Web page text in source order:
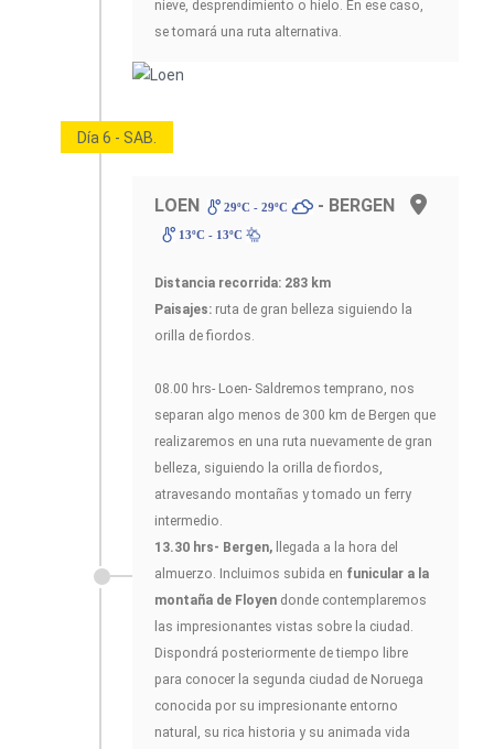
nieve, desprendimiento o hielo. En ese caso,
se tomará una ruta alternativa.
Día 6 - SAB.
LOEN 29ºC - 29ºC - BERGEN
13ºC - 13ºC
Distancia recorrida: 283 km
Paisajes: ruta de gran belleza siguiendo la
orilla de fiordos.
08.00 hrs- Loen- Saldremos temprano, nos
separan algo menos de 300 km de Bergen que
realizaremos en una ruta nuevamente de gran
belleza, siguiendo la orilla de fiordos,
atravesando montañas y tomado un ferry
intermedio.
13.30 hrs- Bergen, llegada a la hora del
almuerzo. Incluimos subida en funicular a la
montaña de Floyen donde contemplaremos
las impresionantes vistas sobre la ciudad.
Dispondrá posteriormente de tiempo libre
para conocer la segunda ciudad de Noruega
conocida por su impresionante entorno
natural, su rica historia y su animada vida